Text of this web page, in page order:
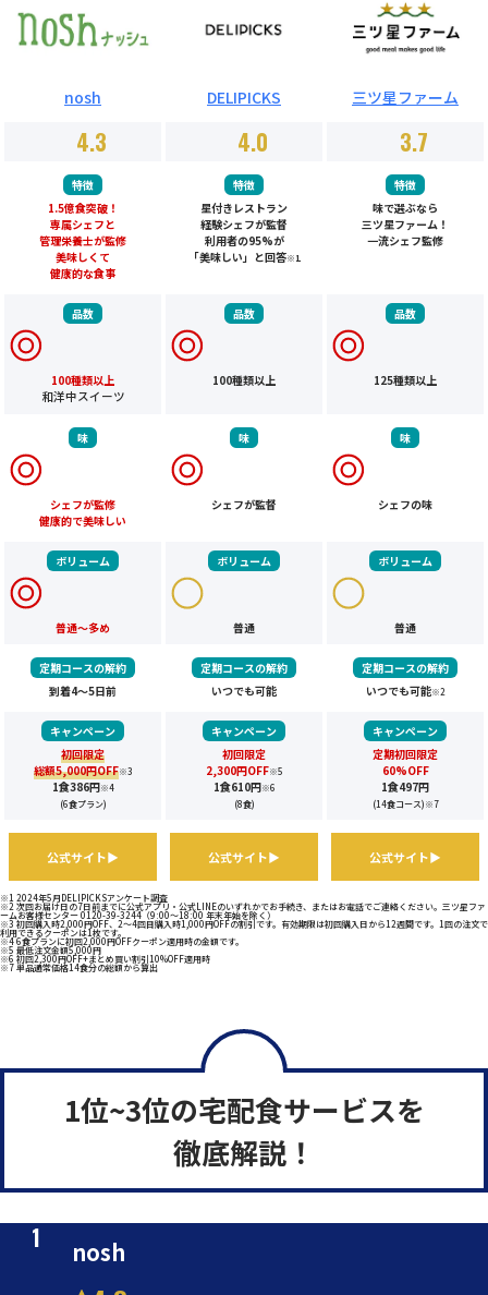
nosh DELIPICKS 三ツ星ファーム
4.3 4.0 3.7
特徴
1.5億食突破！
専属シェフと
管理栄養士が監修
美味しくて
健康的な食事
特徴
星付きレストラン
経験シェフが監督
利用者の95%が
「美味しい」と回答※1
特徴
味で選ぶなら
三ツ星ファーム！
一流シェフ監修
品数
100種類以上
和洋中スイーツ
品数
100種類以上
品数
125種類以上
味
シェフが監修
健康的で美味しい
味
シェフが監督
味
シェフの味
ボリューム
普通～多め
ボリューム
普通
ボリューム
普通
定期コースの解約
到着4～5日前
定期コースの解約
いつでも可能
定期コースの解約
いつでも可能※2
キャンペーン
初回限定
総額5,000円OFF※3
1食386円※4
(6食プラン)
キャンペーン
初回限定
2,300円OFF※5
1食610円※6
(8食)
キャンペーン
定期初回限定
60%OFF
1食497円
(14食コース)※7
公式サイト▶ 公式サイト▶ 公式サイト▶
※1 2024年5月DELIPICKSアンケート調査
※2 次回お届け日の7日前までに公式アプリ・公式LINEのいずれかでお手続き、またはお電話でご連絡ください。三ツ星ファ
ームお客様センター 0120-39-3244（9:00～18:00 年末年始を除く）
※3 初回購入時2,000円OFF、2～4回目購入時1,000円OFFの割引です。有効期限は初回購入日から12週間です。1回の注文で
利用できるクーポンは1枚です。
※4 6食プランに初回2,000円OFFクーポン適用時の金額です。
※5 最低注文金額5,000円
※6 初回2,300円OFF+まとめ買い割引10%OFF適用時
※7 単品通常価格14食分の総額から算出
1位~3位の宅配食サービスを
徹底解説！
nosh